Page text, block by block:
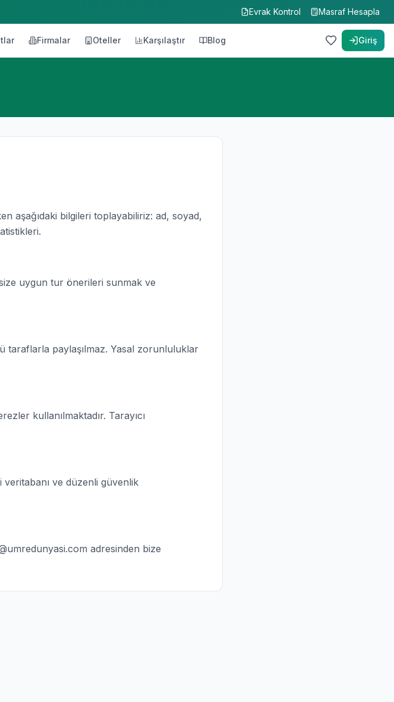
Evrak Kontrol Masraf Hesapla
Firmalar Oteller Karşılaştır Blog Giriş
aşağıdaki bilgileri toplayabiliriz: ad, soyad,
uygun tur önerileri sunmak ve
taraflarla paylaşılmaz. Yasal zorunluluklar
kullanılmaktadır. Tarayıcı
ve düzenli güvenlik
adresinden bize